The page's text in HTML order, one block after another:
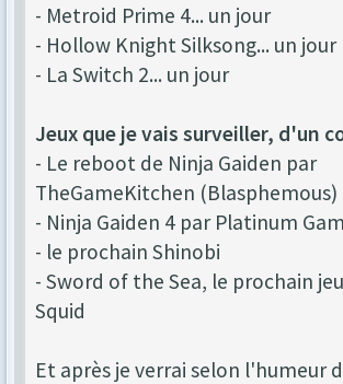
- Metroid Prime 4... un jour
- Hollow Knight Silksong... un jour
- La Switch 2... un jour
Jeux que je vais surveiller, d'un
- Le reboot de Ninja Gaiden par
TheGameKitchen (Blasphemous)
- Ninja Gaiden 4 par Platinum
- le prochain Shinobi
- Sword of the Sea, le prochain
Squid
Et après je verrai selon l'humeur